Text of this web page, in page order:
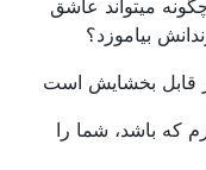
میتواند عاشق
بیاموزد؟
قابل بخشایش است
که باشد، شما را